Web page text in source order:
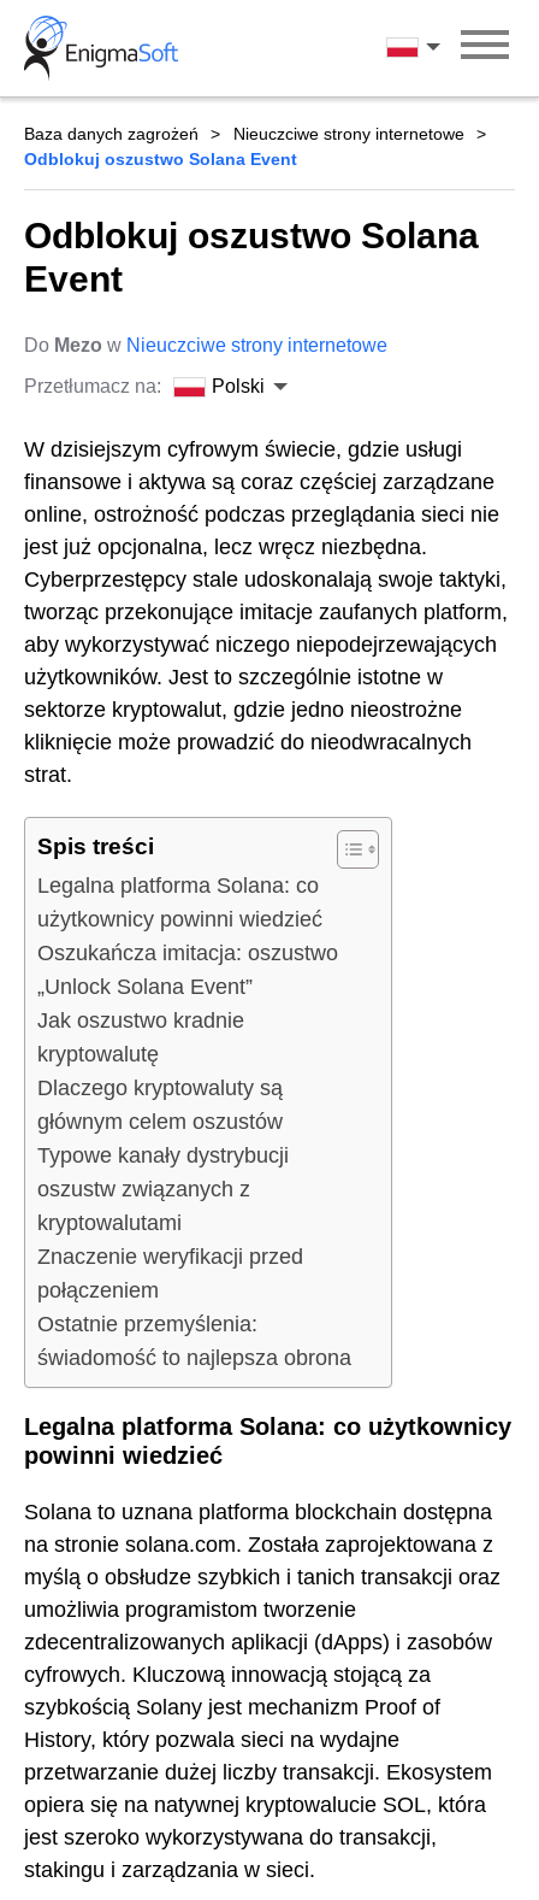
Skip
content
Polski
Baza danych zagrożeń
Nieuczciwe strony internetowe
Odblokuj oszustwo Solana Event
Odblokuj oszustwo Solana
Event
Do Mezo w Nieuczciwe strony internetowe
Przetłumacz na:
Polski
W dzisiejszym cyfrowym świecie, gdzie usługi
finansowe i aktywa są coraz częściej zarządzane
online, ostrożność podczas przeglądania sieci nie
jest już opcjonalna, lecz wręcz niezbędna.
Cyberprzestępcy stale udoskonalają swoje taktyki,
tworząc przekonujące imitacje zaufanych platform,
aby wykorzystywać niczego niepodejrzewających
użytkowników. Jest to szczególnie istotne w
sektorze kryptowalut, gdzie jedno nieostrożne
kliknięcie może prowadzić do nieodwracalnych
strat.
Spis treści
Legalna platforma Solana: co
użytkownicy powinni wiedzieć
Oszukańcza imitacja: oszustwo
„Unlock Solana Event”
Jak oszustwo kradnie
kryptowalutę
Dlaczego kryptowaluty są
głównym celem oszustów
Typowe kanały dystrybucji
oszustw związanych z
kryptowalutami
Znaczenie weryfikacji przed
połączeniem
Ostatnie przemyślenia:
świadomość to najlepsza obrona
Legalna platforma Solana: co użytkownicy
powinni wiedzieć
Solana to uznana platforma blockchain dostępna
na stronie solana.com. Została zaprojektowana z
myślą o obsłudze szybkich i tanich transakcji oraz
umożliwia programistom tworzenie
zdecentralizowanych aplikacji (dApps) i zasobów
cyfrowych. Kluczową innowacją stojącą za
szybkością Solany jest mechanizm Proof of
History, który pozwala sieci na wydajne
przetwarzanie dużej liczby transakcji. Ekosystem
opiera się na natywnej kryptowalucie SOL, która
jest szeroko wykorzystywana do transakcji,
stakingu i zarządzania w sieci.